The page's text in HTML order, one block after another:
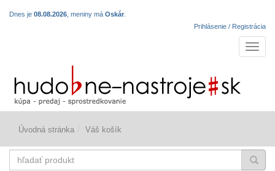
Dnes je 08.08.2026 , meniny má Oskár
Prihlásenie / Registrácia
Úvodná stránka Váš košík
produkt